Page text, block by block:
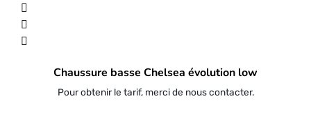
Chaussure basse Chelsea évolution low
Pour obtenir le tarif, merci de nous contacter.